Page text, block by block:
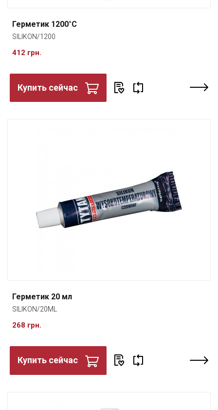
Герметик 1200°C
SILIKON/1200
412 грн.
Купить сейчас
Герметик 20 мл
SILIKON/20ML
268 грн.
Купить сейчас